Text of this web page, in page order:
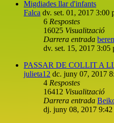
Migdiades llar d'infants
Falca dv. set. 01, 2017 3:00
6 Respostes
16025 Visualització
Darrera entrada beren
dv. set. 15, 2017 3:05
PASSAR DE COLLIT A
julieta12 dc. juny 07, 2017
4 Respostes
16412 Visualització
Darrera entrada
dj. juny 08, 2017 9:42